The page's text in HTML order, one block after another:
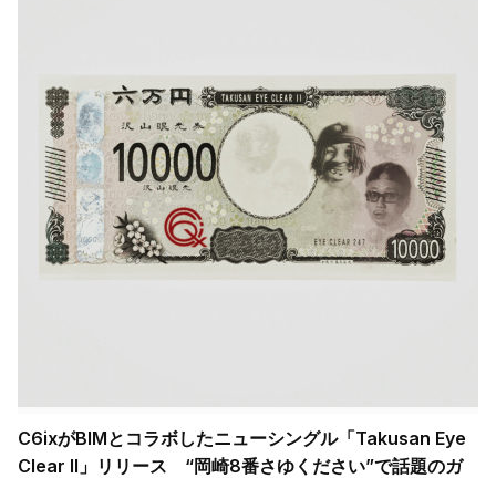
C6ixがBIMとコラボしたニューシングル「Takusan Eye
Clear II」リリース “岡崎8番さゆください”で話題のガ